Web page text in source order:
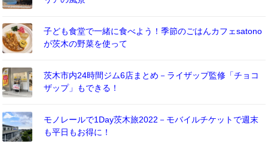
子ども食堂で一緒に食べよう！季節のごはんカフェsatono
が茨木の野菜を使って
茨木市内24時間ジム6店まとめ－ライザップ監修「チョコ
ザップ」もできる！
モノレールで1Day茨木旅2022－モバイルチケットで週末
も平日もお得に！